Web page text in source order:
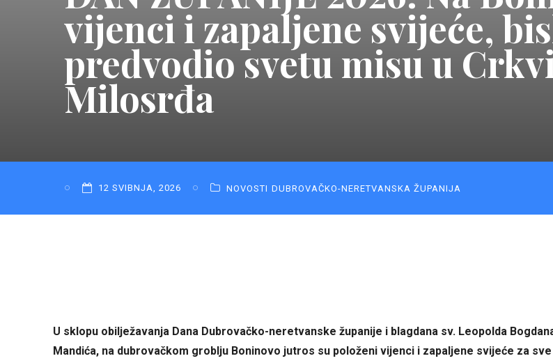
vijenci i zapaljene svijeće,
predvodio svetu misu u
Milosrđa
12 SVIBNJA, 2026 NOVOSTI DUBROVAČKO-NERETVANSKA ŽUPANIJA
U sklopu obilježavanja Dana Dubrovačko-neretvanske županije i blagdana sv. Leopolda
Mandića, na dubrovačkom groblju Boninovo jutros su položeni vijenci i zapaljene svijeće za sve